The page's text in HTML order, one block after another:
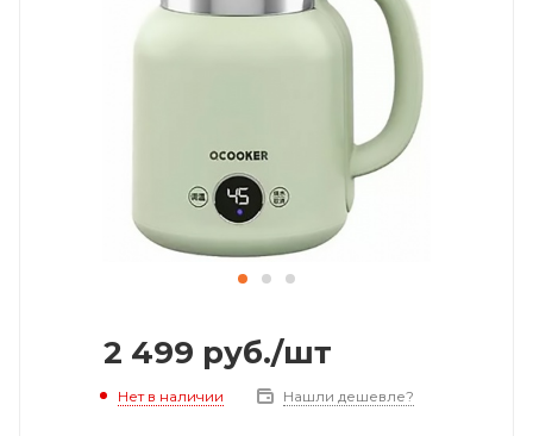
2 499 руб./шт
Нет в наличии Нашли дешевле?